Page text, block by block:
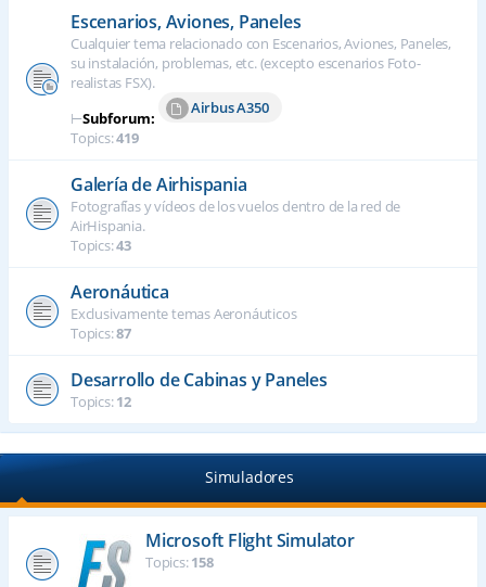
Escenarios, Aviones, Paneles
Cualquier tema relacionado con Escenarios, Aviones, Paneles,
su instalación, problemas, etc. (excepto escenarios Foto-
realistas FSX).
⊢Subforum:
Airbus A350
Topics:419
Galería de Airhispania
Fotografías y vídeos de los vuelos dentro de la red de
AirHispania.
Topics:43
Aeronáutica
Exclusivamente temas Aeronáuticos
Topics:87
Desarrollo de Cabinas y Paneles
Topics:12
Simuladores
Microsoft Flight Simulator
Topics:158